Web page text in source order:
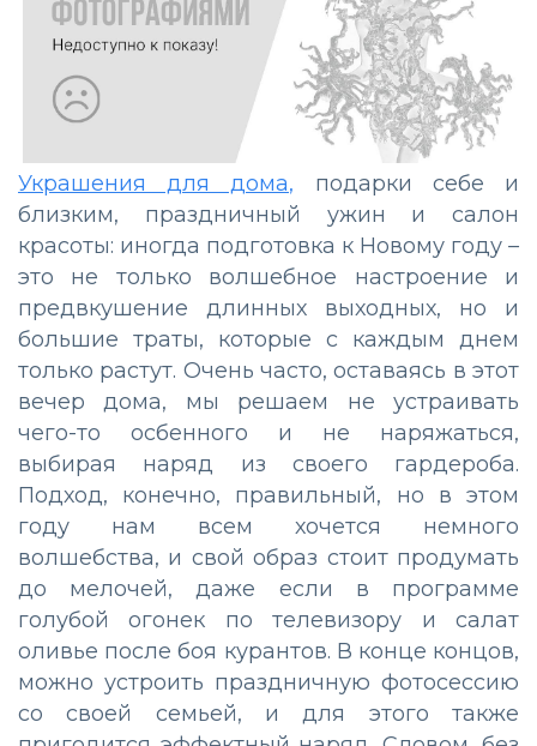
Украшения для дома, подарки себе и
близким, праздничный ужин и салон
красоты: иногда подготовка к Новому году –
это не только волшебное настроение и
предвкушение длинных выходных, но и
большие траты, которые с каждым днем
только растут. Очень часто, оставаясь в этот
вечер дома, мы решаем не устраивать
чего-то осбенного и не наряжаться,
выбирая наряд из своего гардероба.
Подход, конечно, правильный, но в этом
году нам всем хочется немного
волшебства, и свой образ стоит продумать
до мелочей, даже если в программе
голубой огонек по телевизору и салат
оливье после боя курантов. В конце концов,
можно устроить праздничную фотосессию
со своей семьей, и для этого также